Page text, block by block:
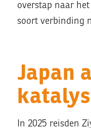
overstap naar het
soort verbinding
Japan
In 2025 reisden